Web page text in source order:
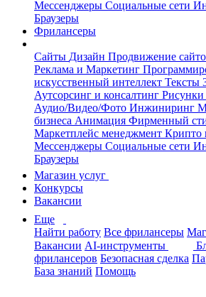
Мессенджеры Социальные сети
Браузеры
Фрилансеры
Сайты Дизайн Продвижение
Реклама и Маркетинг
искусственный интеллект Тексты
Аутсорсинг и консалтинг
Аудио/Видео/Фото Инжиниринг
бизнеса Анимация Фирменный
Маркетплейс менеджмент Крипто
Мессенджеры Социальные сети
Браузеры
Магазин услуг
Конкурсы
Вакансии
Еще
Найти работу Все фрилансеры
Вакансии AI-инструменты
фрилансеров Безопасная сделка
База знаний Помощь